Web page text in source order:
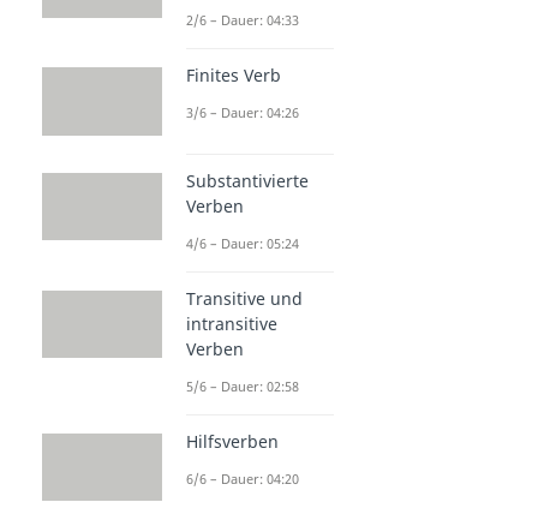
2/6 – Dauer: 04:33
Finites Verb
3/6 – Dauer: 04:26
Substantivierte
Verben
4/6 – Dauer: 05:24
Transitive und
intransitive
Verben
5/6 – Dauer: 02:58
Hilfsverben
6/6 – Dauer: 04:20